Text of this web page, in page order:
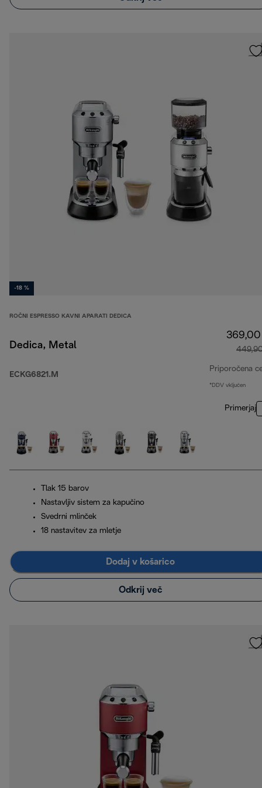
-18 %
ROČNI ESPRESSO KAVNI APARATI DEDICA
Dedica, Metal
ECKG6821.M
Priporočena
*DDV vključen
Primerjaj
Tlak 15 barov
Nastavljiv sistem za kapučino
Svedrni mlinček
18 nastavitev za mletje
Dodaj v košarico
Odkrij več